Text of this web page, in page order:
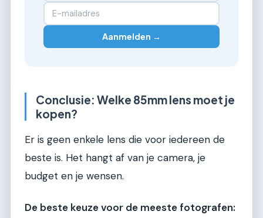
Aanmelden →
Conclusie: Welke 85mm lens moet je
kopen?
Er is geen enkele lens die voor iedereen de
beste is. Het hangt af van je camera, je
budget en je wensen.
De beste keuze voor de meeste fotografen: